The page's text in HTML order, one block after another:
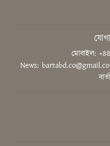
মোবাইল:
News: